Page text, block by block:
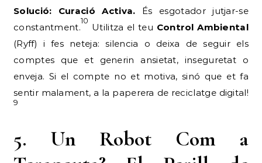
Solució: Curació Activa. És esgotador jutjar-se
constantment.
10
Utilitza el teu Control Ambiental
(Ryff) i fes neteja: silencia o deixa de seguir els
comptes que et generin ansietat, inseguretat o
enveja. Si el compte no et motiva, sinó que et fa
sentir malament, a la paperera de reciclatge digital!
9
5. Un Robot Com a